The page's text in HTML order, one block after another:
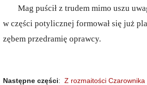
Mag puścił z trudem mimo uszu
w części potylicznej formował się już
zębem przedramię oprawcy.
Następne części: Z rozmaitości